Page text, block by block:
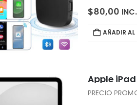
Versión de
Teléfono de
$80,00
AÑADIR
Apple iPad
PRECIO